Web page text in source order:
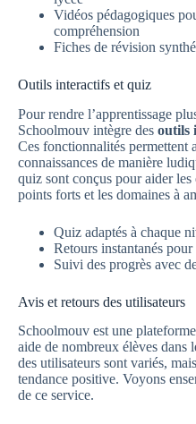
Vidéos pédagogiques
compréhension
Fiches de révision
Outils interactifs et quiz
Pour rendre l’apprentissage
Schoolmouv intègre des outils
Ces fonctionnalités permettent
connaissances de manière
quiz sont conçus pour aider
points forts et les domaines à
Quiz adaptés à chaque
Retours instantanés
Suivi des progrès avec
Avis et retours des utilisateurs
Schoolmouv est une
aide de nombreux élèves dans
des utilisateurs sont variés,
tendance positive. Voyons
de ce service.